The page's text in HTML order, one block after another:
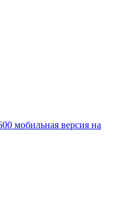
мобильная версия на